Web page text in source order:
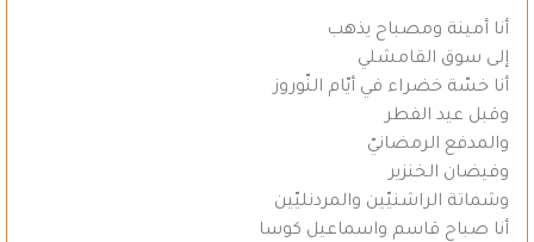
أنا أمينة ومصباح يذهب
إلى سوق القامشلي
أنا خسّة خضراء في أيّام النّوروز
وقبل عيد الفطر
والمدفع الرمضانيّ
وفيضان الخنزير
وشماتة الراشنيّين والمردنليّين
أنا صباح قاسم واسماعيل كوسا